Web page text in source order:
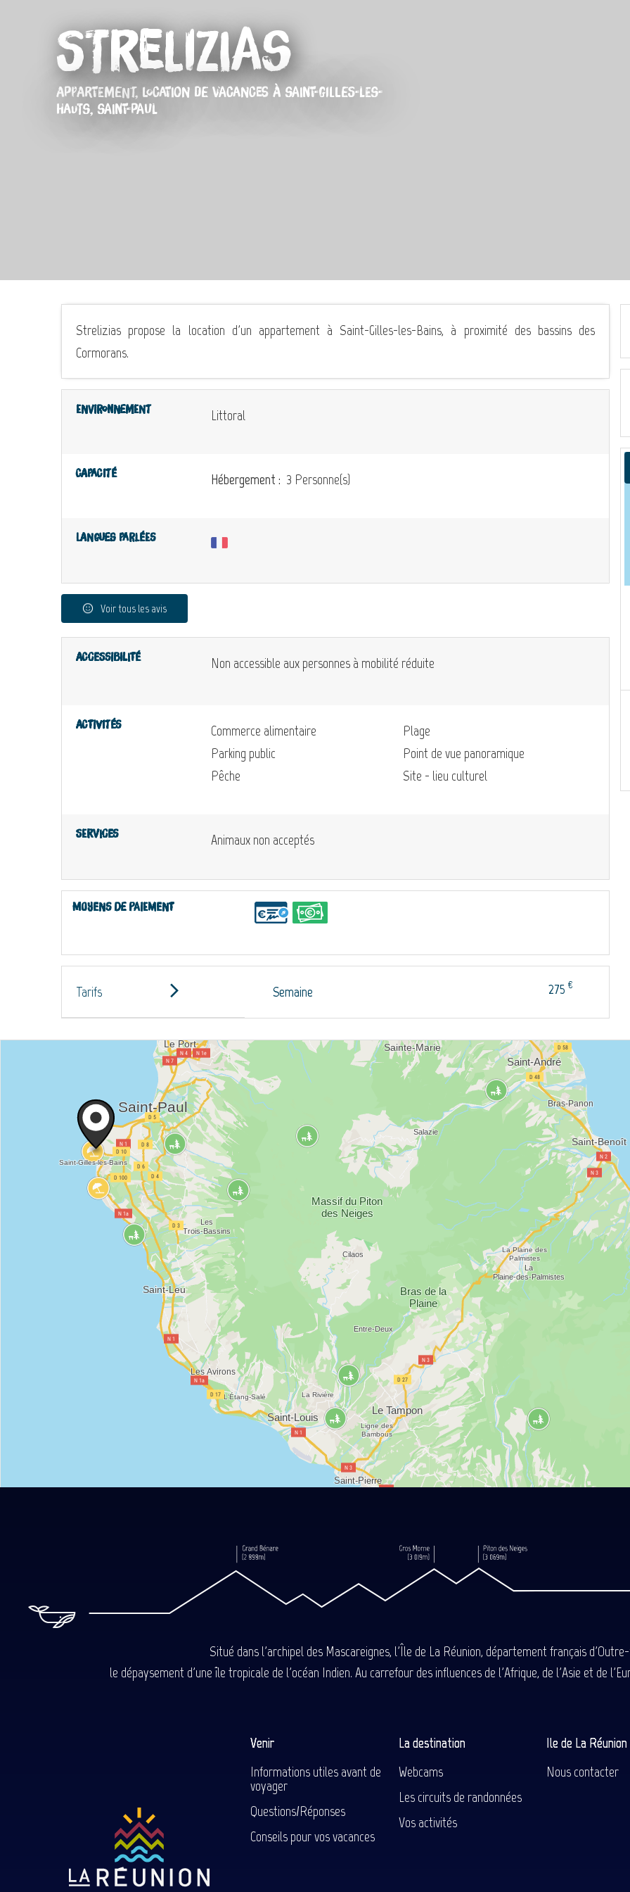
Strelizias
APPARTEMENT, LOCATION DE VACANCES À SAINT-GILLES-LES-
HAUTS, SAINT-PAUL
Strelizias propose la location d'un appartement à Saint-Gilles-les-Bains, à proximité des bassins des
Cormorans.
Environnement Littoral
Capacité Hébergement : 3 Personne(s)
Langues parlées
Voir tous les avis
Accessibilité Non accessible aux personnes à mobilité réduite
Activités
Commerce alimentaire
Parking public
Pêche
Plage
Point de vue panoramique
Site - lieu culturel
Services Animaux non acceptés
Moyens de paiement
Tarifs Semaine 275 €
Situé dans l'archipel des Mascareignes, l'Île de La Réunion, département français
le dépaysement d'une île tropicale de l'océan Indien. Au carrefour des influences de l'Afrique, de l'Asie et de
Venir
Informations utiles avant de
voyager
Questions/Réponses
Conseils pour vos vacances
La destination
Webcams
Les circuits de randonnées
Vos activités
Ile de La
Nous contacter